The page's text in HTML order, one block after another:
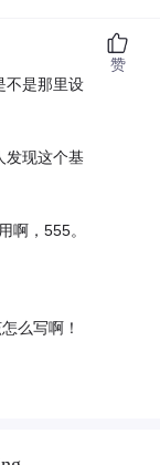
不是那里设
发现这个基
啊，555。
么写啊！
赞